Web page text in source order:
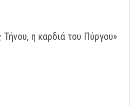
Τήνου, η καρδιά του Πύργου»